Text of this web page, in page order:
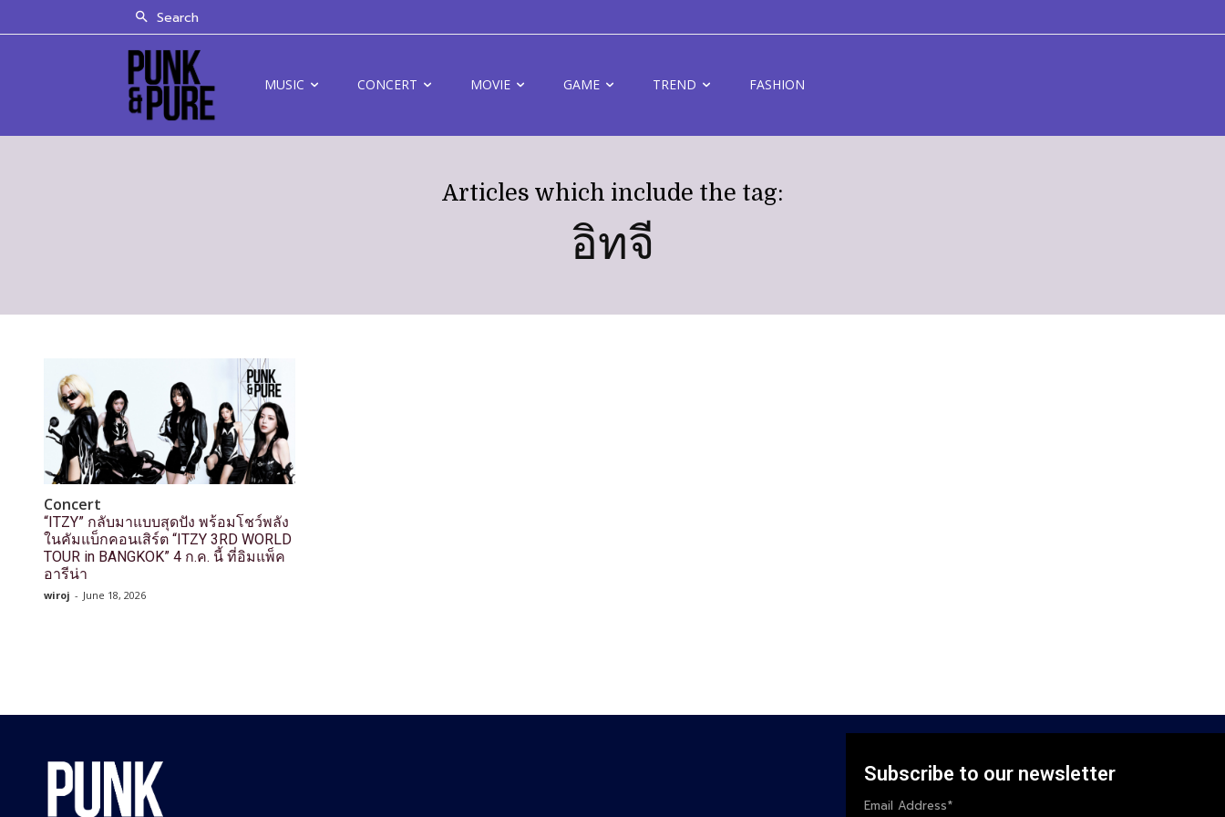
Search
MUSIC CONCERT MOVIE GAME TREND FASHION
Articles which include the tag:
อิทจี
Concert
“ITZY” กลับมาแบบสุดปัง พร้อมโชว์พลัง
ในคัมแบ็กคอนเสิร์ต “ITZY 3RD WORLD
TOUR in BANGKOK” 4 ก.ค. นี้ ที่อิมแพ็ค
อารีน่า
wiroj - June 18, 2026
Subscribe to our newsletter
Email Address*